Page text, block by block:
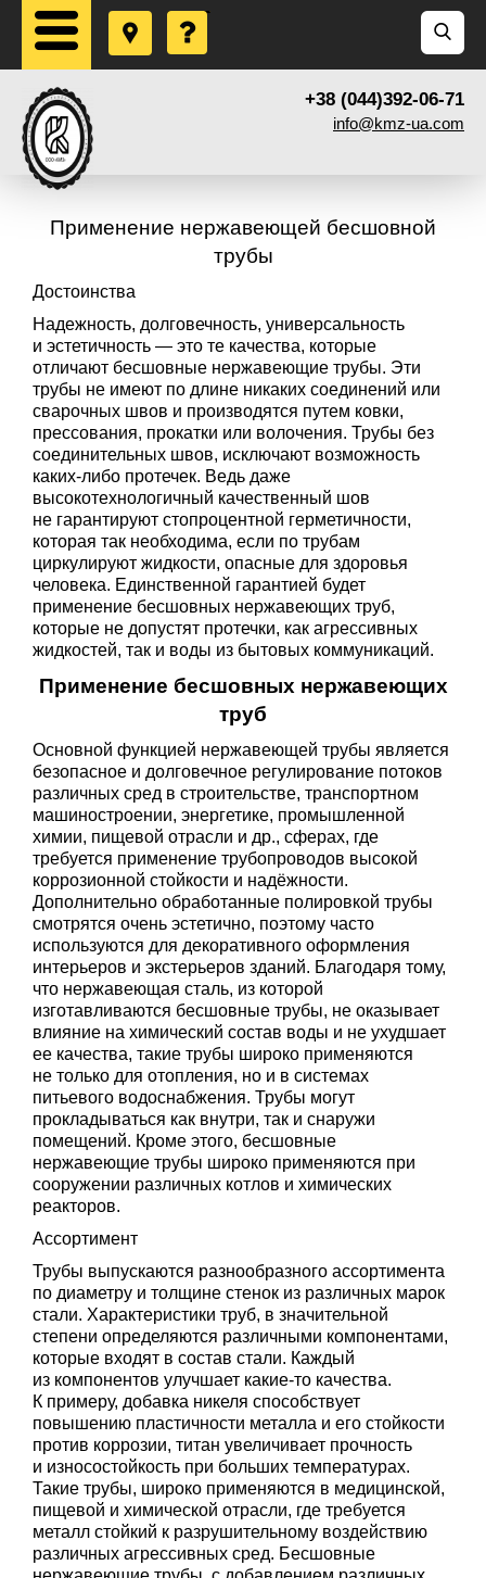
+38 (044)392-06-71
info@kmz-ua.com
Применение нержавеющей бесшовной
трубы
Достоинства
Надежность, долговечность, универсальность
и эстетичность — это те качества, которые
отличают бесшовные нержавеющие трубы. Эти
трубы не имеют по длине никаких соединений или
сварочных швов и производятся путем ковки,
прессования, прокатки или волочения. Трубы без
соединительных швов, исключают возможность
каких-либо протечек. Ведь даже
высокотехнологичный качественный шов
не гарантируют стопроцентной герметичности,
которая так необходима, если по трубам
циркулируют жидкости, опасные для здоровья
человека. Единственной гарантией будет
применение бесшовных нержавеющих труб,
которые не допустят протечки, как агрессивных
жидкостей, так и воды из бытовых коммуникаций.
Применение бесшовных нержавеющих
труб
Основной функцией нержавеющей трубы является
безопасное и долговечное регулирование потоков
различных сред в строительстве, транспортном
машиностроении, энергетике, промышленной
химии, пищевой отрасли и др., сферах, где
требуется применение трубопроводов высокой
коррозионной стойкости и надёжности.
Дополнительно обработанные полировкой трубы
смотрятся очень эстетично, поэтому часто
используются для декоративного оформления
интерьеров и экстерьеров зданий. Благодаря тому,
что нержавеющая сталь, из которой
изготавливаются бесшовные трубы, не оказывает
влияние на химический состав воды и не ухудшает
ее качества, такие трубы широко применяются
не только для отопления, но и в системах
питьевого водоснабжения. Трубы могут
прокладываться как внутри, так и снаружи
помещений. Кроме этого, бесшовные
нержавеющие трубы широко применяются при
сооружении различных котлов и химических
реакторов.
Ассортимент
Трубы выпускаются разнообразного ассортимента
по диаметру и толщине стенок из различных марок
стали. Характеристики труб, в значительной
степени определяются различными компонентами,
которые входят в состав стали. Каждый
из компонентов улучшает какие-то качества.
К примеру, добавка никеля способствует
повышению пластичности металла и его стойкости
против коррозии, титан увеличивает прочность
и износостойкость при больших температурах.
Такие трубы, широко применяются в медицинской,
пищевой и химической отрасли, где требуется
металл стойкий к разрушительному воздействию
различных агрессивных сред. Бесшовные